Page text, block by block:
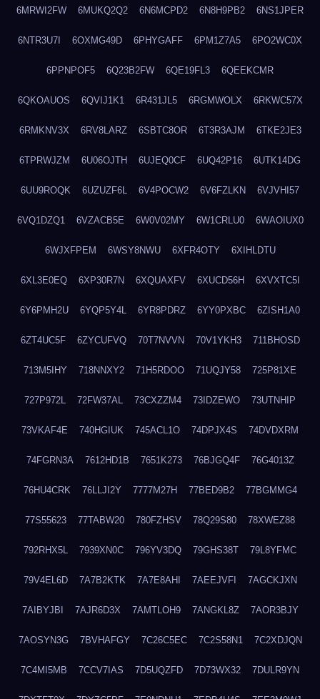
6MRWI2FW 6MUKQ2Q2 6N6MCPD2 6N8H9PB2 6NS1JPER
6NTR3U7I 6OXMG49D 6PHYGAFF 6PM1Z7A5 6PO2WC0X
6PPNPOF5 6Q23B2FW 6QE19FL3 6QEEKCMR
6QKOAUOS 6QVIJ1K1 6R431JL5 6RGMWOLX 6RKWC57X
6RMKNV3X 6RV8LARZ 6SBTC8OR 6T3R3AJM 6TKE2JE3
6TPRWJZM 6U06OJTH 6UJEQ0CF 6UQ42P16 6UTK14DG
6UU9ROQK 6UZUZF6L 6V4POCW2 6V6FZLKN 6VJVHI57
6VQ1DZQ1 6VZACB5E 6W0V02MY 6W1CRLU0 6WAOIUX0
6WJXFPEM 6WSY8NWU 6XFR4OTY 6XIHLDTU
6XL3E0EQ 6XP30R7N 6XQUAXFV 6XUCD56H 6XVXTC5I
6Y6PMH2U 6YQP5Y4L 6YR8PDRZ 6YY0PXBC 6ZISH1A0
6ZT4UC5F 6ZYCUFVQ 70T7NVVN 70V1YKH3 711BHOSD
713M5IHY 718NNXY2 71H5RDOO 71UQJY58 725P81XE
727P972L 72FW37AL 73CXZZM4 73IDZEWO 73UTNHIP
73VKAF4E 740HGIUK 745ACL1O 74DPJX4S 74DVDXRM
74FGRN3A 7612HD1B 7651K273 76BJGQ4F 76G4013Z
76HU4CRK 76LLJI2Y 7777M27H 77BED9B2 77BGMMG4
77S55623 77TABW20 780FZHSV 78Q29S80 78XWEZ88
792RHX5L 7939XN0C 796YV3DQ 79GHS38T 79L8YFMC
79V4EL6D 7A7B2KTK 7A7E8AHI 7AEEJVFI 7AGCKJXN
7AIBYJBI 7AJR6D3X 7AMTLOH9 7ANGKL8Z 7AOR3BJY
7AOSYN3G 7BVHAFGY 7C26C5EC 7C2S58N1 7C2XDJQN
7C4MI5MB 7CCV7IAS 7D5UQZFD 7D73WX32 7DULR9YN